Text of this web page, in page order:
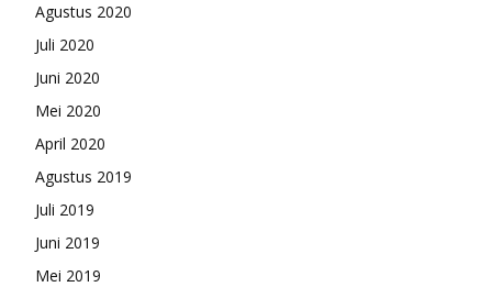
Agustus 2020
Juli 2020
Juni 2020
Mei 2020
April 2020
Agustus 2019
Juli 2019
Juni 2019
Mei 2019